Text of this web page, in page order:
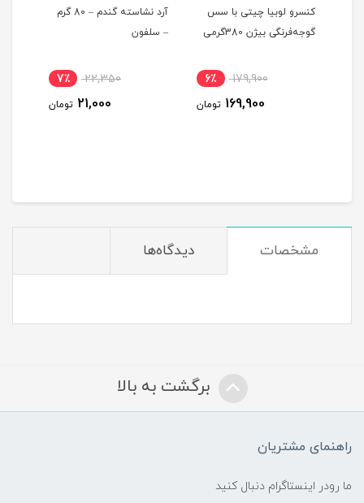
کنسرو لوبیا چیتی با سس
گوجه‌فرنگی بیژن 380گرمی
179,900 6٪
169,900 تومان
آرد نشاسته گندم – 80 گرم
– سلفون
22,350 7٪
21,000 تومان
مشخصات دیدگاه‌ها
برگشت به بالا
راهنمای مشتریان
ما رودر اینستاگرام دنبال کنید